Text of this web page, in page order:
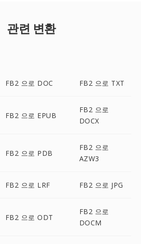
관련 변환
FB2 으로 DOC FB2 으로 TXT
FB2 으로 EPUB
FB2 으로
DOCX
FB2 으로 PDB
FB2 으로
AZW3
FB2 으로 LRF FB2 으로 JPG
FB2 으로 ODT
FB2 으로
DOCM